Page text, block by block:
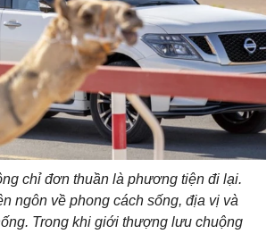
chỉ đơn thuần là phương tiện đi lại.
ngôn về phong cách sống, địa vị và
Trong khi giới thượng lưu chuộng